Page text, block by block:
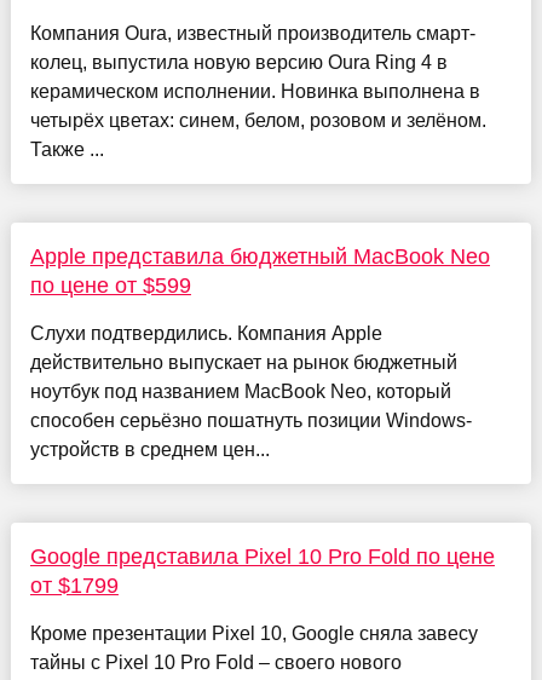
Компания Oura, известный производитель смарт-
колец, выпустила новую версию Oura Ring 4 в
керамическом исполнении. Новинка выполнена в
четырёх цветах: синем, белом, розовом и зелёном.
Также ...
Apple представила бюджетный MacBook Neo
по цене от $599
Слухи подтвердились. Компания Apple
действительно выпускает на рынок бюджетный
ноутбук под названием MacBook Neo, который
способен серьёзно пошатнуть позиции Windows-
устройств в среднем цен...
Google представила Pixel 10 Pro Fold по цене
от $1799
Кроме презентации Pixel 10, Google сняла завесу
тайны с Pixel 10 Pro Fold – своего нового